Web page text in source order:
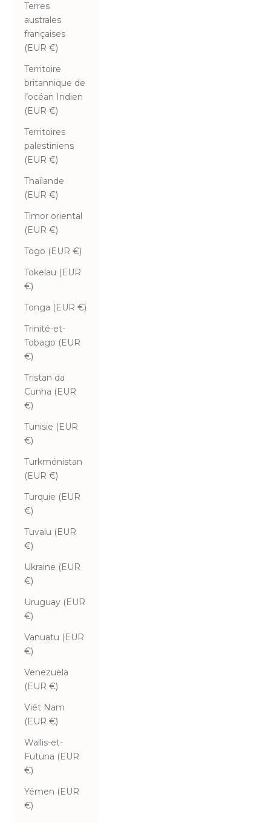
Terres
australes
françaises
(EUR €)
Territoire
britannique de
l’océan Indien
(EUR €)
Territoires
palestiniens
(EUR €)
Thaïlande
(EUR €)
Timor oriental
(EUR €)
Togo (EUR €)
Tokelau (EUR
€)
Tonga (EUR €)
Trinité-et-
Tobago (EUR
€)
Tristan da
Cunha (EUR
€)
Tunisie (EUR
€)
Turkménistan
(EUR €)
Turquie (EUR
€)
Tuvalu (EUR
€)
Ukraine (EUR
€)
Uruguay (EUR
€)
Vanuatu (EUR
€)
Venezuela
(EUR €)
Viêt Nam
(EUR €)
Wallis-et-
Futuna (EUR
€)
Yémen (EUR
€)